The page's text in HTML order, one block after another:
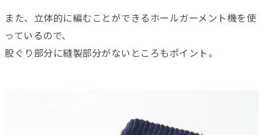
また、立体的に編むことができるホールガーメント機を使
っているので、
股ぐり部分に縫製部分がないところもポイント。